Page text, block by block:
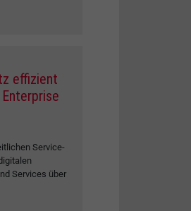
effizient
Service-
Services über